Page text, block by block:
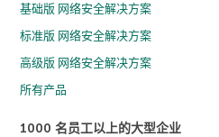
基础版 网络安全解决方案
标准版 网络安全解决方案
高级版 网络安全解决方案
所有产品
1000 名员工以上的大型企业